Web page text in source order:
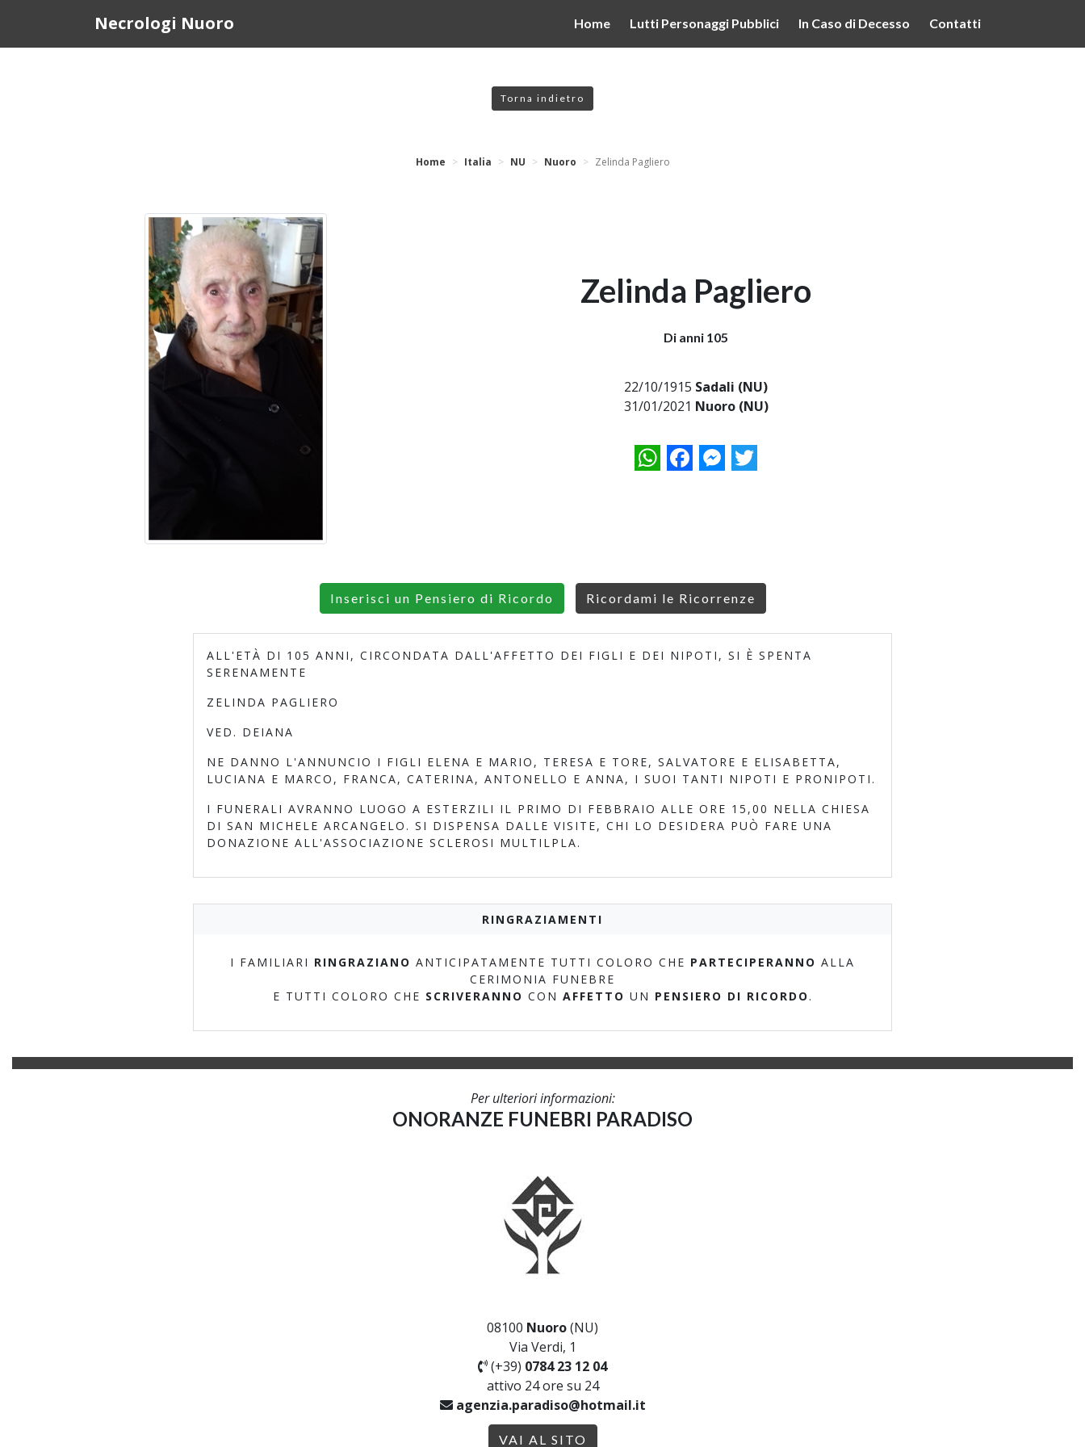
Necrologi Nuoro Home Lutti Personaggi Pubblici In Caso di Decesso Contatti
Torna indietro
Home Italia NU Nuoro Zelinda Pagliero
Zelinda Pagliero
Di anni 105
22/10/1915 Sadali (NU)
31/01/2021 Nuoro (NU)
WhatsAppFacebookMessenger
Twitter
Inserisci un Pensiero di Ricordo Ricordami le Ricorrenze
ALL'ETÀ DI 105 ANNI, CIRCONDATA DALL'AFFETTO DEI FIGLI E DEI NIPOTI, SI È SPENTA
SERENAMENTE
ZELINDA PAGLIERO
VED. DEIANA
NE DANNO L'ANNUNCIO I FIGLI ELENA E MARIO, TERESA E TORE, SALVATORE E ELISABETTA,
LUCIANA E MARCO, FRANCA, CATERINA, ANTONELLO E ANNA, I SUOI TANTI NIPOTI E PRONIPOTI.
I FUNERALI AVRANNO LUOGO A ESTERZILI IL PRIMO DI FEBBRAIO ALLE ORE 15,00 NELLA CHIESA
DI SAN MICHELE ARCANGELO. SI DISPENSA DALLE VISITE, CHI LO DESIDERA PUÒ FARE UNA
DONAZIONE ALL'ASSOCIAZIONE SCLEROSI MULTILPLA.
RINGRAZIAMENTI
I FAMILIARI RINGRAZIANO ANTICIPATAMENTE TUTTI COLORO CHE PARTECIPERANNO ALLA
CERIMONIA FUNEBRE
E TUTTI COLORO CHE SCRIVERANNO CON AFFETTO UN PENSIERO DI RICORDO .
Per ulteriori informazioni:
ONORANZE FUNEBRI PARADISO
08100 Nuoro(NU)
Via Verdi, 1
(+39) 0784 23 12 04
attivo 24 ore su 24
agenzia.paradiso@hotmail.it
VAI AL SITO
Questo sito o gli strumenti terzi da questo utilizzati si avvalgono di cookie necessari al funzionamento ed utili alle finalità illustrate nella cookie policy. Chiudendo questo banner,
scorrendo questa pagina, cliccando su un link o proseguendo la navigazione in altra maniera, acconsenti all’uso dei cookie. Ulteriori informazioni